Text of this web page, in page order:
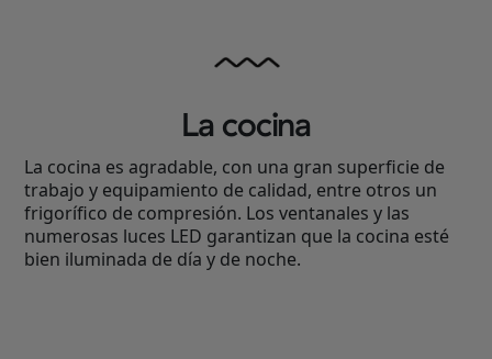
La cocina
La cocina es agradable, con una gran superficie de
trabajo y equipamiento de calidad, entre otros un
frigorífico de compresión. Los ventanales y las
numerosas luces LED garantizan que la cocina esté
bien iluminada de día y de noche.